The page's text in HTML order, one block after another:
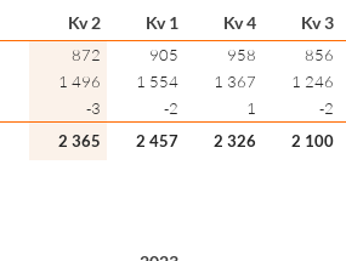
Kv 2 Kv 1 Kv 4 Kv 3
872 905 958 856
1 496 1 554 1 367 1 246
-3 -2 1 -2
2 365 2 457 2 326 2 100